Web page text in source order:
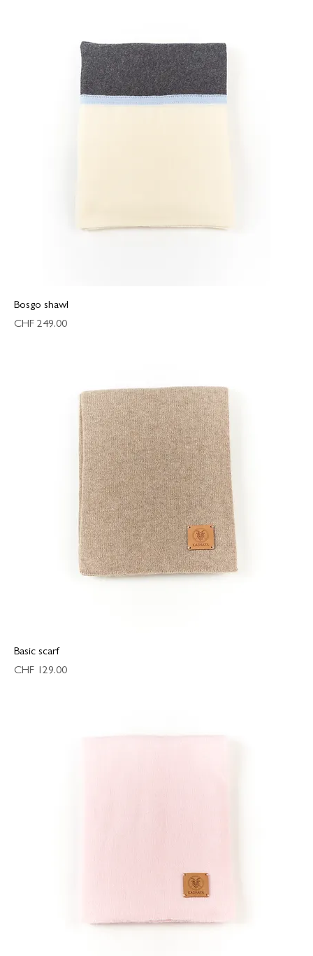
Bosgo shawl
Preis
CHF 249.00
Basic scarf
Preis
CHF 129.00